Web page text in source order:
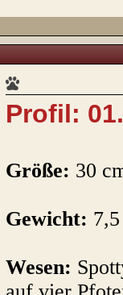
Profil:
Größe: 30
Gewicht:
Wesen: